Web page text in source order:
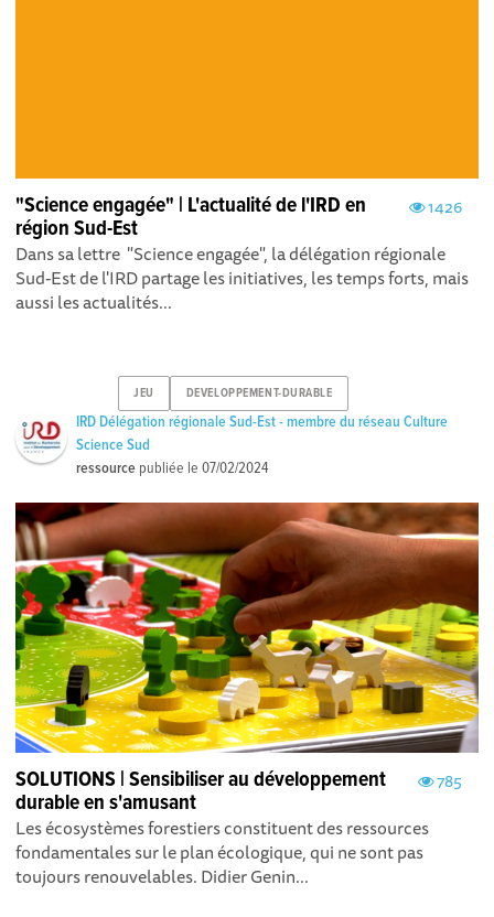
1426
"Science engagée" | L'actualité de l'IRD en
région Sud-Est
Dans sa lettre "Science engagée", la délégation régionale
Sud-Est de l'IRD partage les initiatives, les temps forts, mais
aussi les actualités...
JEU DEVELOPPEMENT-DURABLE
IRD Délégation régionale Sud-Est - membre du réseau Culture
Science Sud
ressource publiée le07/02/2024
785
SOLUTIONS | Sensibiliser au développement
durable en s'amusant
Les écosystèmes forestiers constituent des ressources
fondamentales sur le plan écologique, qui ne sont pas
toujours renouvelables. Didier Genin...